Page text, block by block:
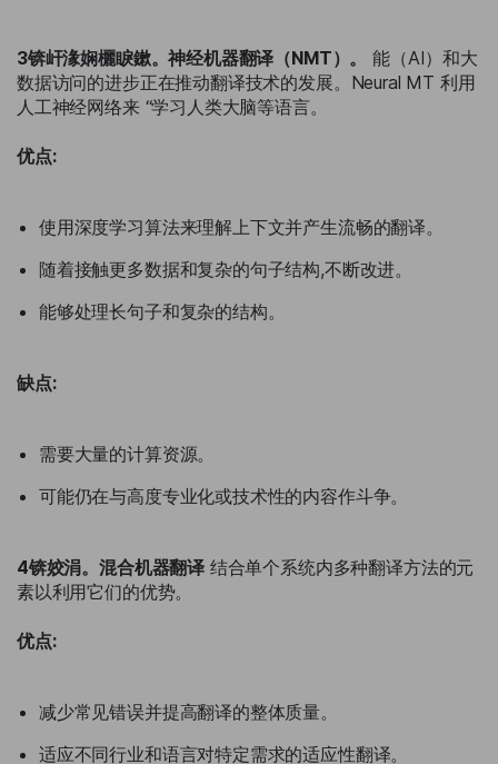
3锛屽湪娴欐睙鏉。神经机器翻译（NMT）。
能（AI）和大
数据访问的进步正在推动翻译技术的发展。Neural MT 利用
人工神经网络来 “学习人类大脑等语言。
优点:
使用深度学习算法来理解上下文并产生流畅的翻译。
随着接触更多数据和复杂的句子结构,不断改进。
能够处理长句子和复杂的结构。
缺点:
需要大量的计算资源。
可能仍在与高度专业化或技术性的内容作斗争。
4锛姣涓。混合机器翻译 结合单个系统内多种翻译方法的元
素以利用它们的优势。
优点:
减少常见错误并提高翻译的整体质量。
适应不同行业和语言对特定需求的适应性翻译。